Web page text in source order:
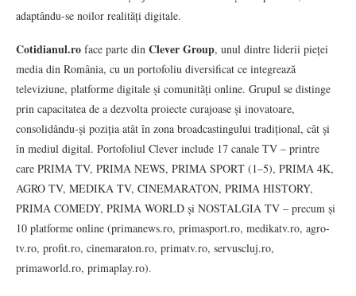
adaptându-se noilor realități digitale.
Cotidianul.ro face parte din Clever Group, unul dintre liderii pieței
media din România, cu un portofoliu diversificat ce integrează
televiziune, platforme digitale și comunități online. Grupul se distinge
prin capacitatea de a dezvolta proiecte curajoase și inovatoare,
consolidându-și poziția atât în zona broadcastingului tradițional, cât și
în mediul digital. Portofoliul Clever include 17 canale TV – printre
care PRIMA TV, PRIMA NEWS, PRIMA SPORT (1–5), PRIMA 4K,
AGRO TV, MEDIKA TV, CINEMARATON, PRIMA HISTORY,
PRIMA COMEDY, PRIMA WORLD și NOSTALGIA TV – precum și
10 platforme online (primanews.ro, primasport.ro, medikatv.ro, agro-
tv.ro, profit.ro, cinemaraton.ro, primatv.ro, servuscluj.ro,
primaworld.ro, primaplay.ro).